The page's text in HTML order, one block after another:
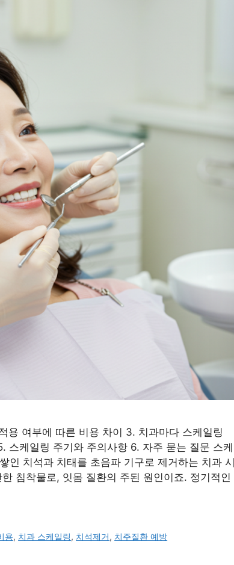
용 여부에 따른 비용 차이 3. 치과마다 스케일링
스케일링 주기와 주의사항 6. 자주 묻는 질문 스케
인 치석과 치태를 초음파 기구로 제거하는 치과 시
침착물로, 잇몸 질환의 주된 원인이죠. 정기적인
용, 치과 스케일링, 치석제거, 치주질환 예방